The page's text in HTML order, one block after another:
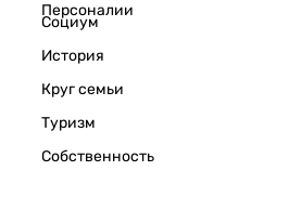
Персоналии
Социум
История
Круг семьи
Туризм
Собственность